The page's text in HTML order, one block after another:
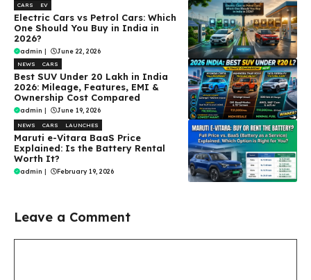
CARS EV
Electric Cars vs Petrol Cars: Which
One Should You Buy in India in
2026?
admin | June 22, 2026
NEWS CARS
Best SUV Under ₹20 Lakh in India
2026: Mileage, Features, EMI &
Ownership Cost Compared
admin June 19, 2026
NEWS CARS LAUNCHES
Maruti e-Vitara BaaS Price
Explained: Is the Battery Rental
Worth It?
admin February 19, 2026
Leave a Comment